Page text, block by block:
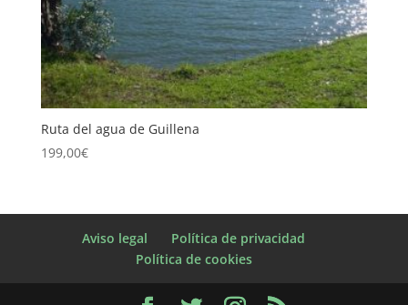
Ruta del agua de Guillena
199,00€
Aviso legal
Política de privacidad
Política de cookies